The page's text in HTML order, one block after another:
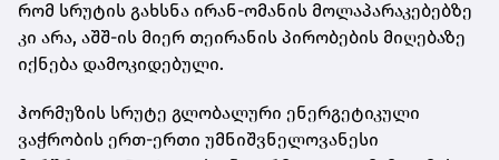
რომ სრუტის გახსნა ირან-ომანის მოლაპარაკებებზე
კი არა, აშშ-ის მიერ თეირანის პირობების მიღებაზე
იქნება დამოკიდებული.
ჰორმუზის სრუტე გლობალური ენერგეტიკული
ვაჭრობის ერთ-ერთი უმნიშვნელოვანესი